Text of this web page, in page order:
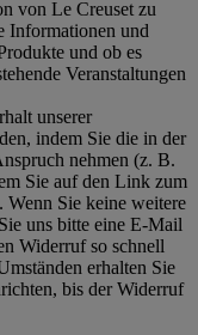
von Le Creuset zu
Informationen und
und ob es
Veranstaltungen
unserer
indem Sie die in der
nehmen (z. B.
Sie auf den Link zum
Sie keine weitere
uns bitte eine E-Mail
Widerruf so schnell
erhalten Sie
bis der Widerruf